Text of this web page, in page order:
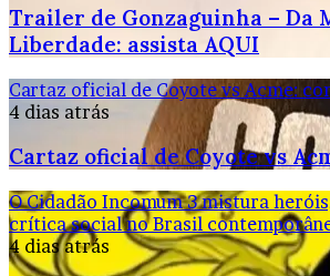
Trailer de Gonzaguinha – Da
Liberdade: assista AQUI
Cartaz oficial de Coyote vs Acme:
4 dias atrás
Cartaz oficial de Coyote vs
O Cidadão Incomum 3 mistura
crítica social no Brasil
4 dias atrás